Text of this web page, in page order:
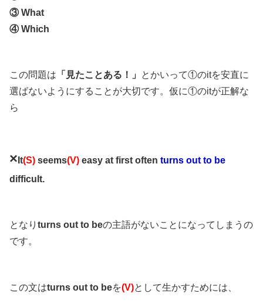
③ What
④ Which
この問題は 「見たことある！」
とかいって①のitを安直に
選ばないようにすることが大切です。仮に①のitが正解な
ら
× It(S) seems(V) easy at first often turns out to be
difficult.
となり turns out to beの主語がないことになってしまうの
です。
この文はturns out to beを(V)として生かすためには、